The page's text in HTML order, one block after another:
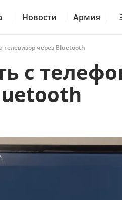
Новости Армия
телевизор через Bluetooth
с